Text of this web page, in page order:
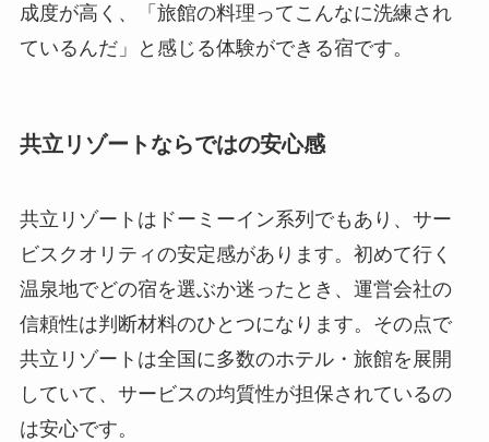
成度が高く、「旅館の料理ってこんなに洗練され
ているんだ」と感じる体験ができる宿です。
共立リゾートならではの安心感
共立リゾートはドーミーイン系列でもあり、サー
ビスクオリティの安定感があります。初めて行く
温泉地でどの宿を選ぶか迷ったとき、運営会社の
信頼性は判断材料のひとつになります。その点で
共立リゾートは全国に多数のホテル・旅館を展開
していて、サービスの均質性が担保されているの
は安心です。